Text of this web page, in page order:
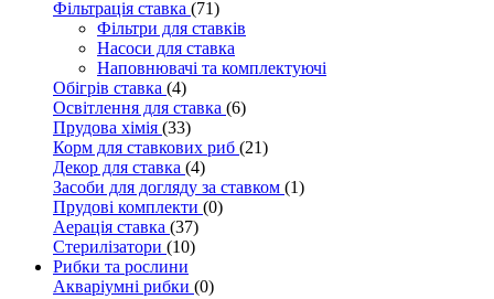
Фільтрація ставка (71)
Фільтри для ставків
Насоси для ставка
Наповнювачі та комплектуючі
Обігрів ставка (4)
Освітлення для ставка (6)
Прудова хімія (33)
Корм для ставкових риб (21)
Декор для ставка (4)
Засоби для догляду за ставком (1)
Прудові комплекти (0)
Аерація ставка (37)
Стерилізатори (10)
Рибки та рослини
Акваріумні рибки (0)